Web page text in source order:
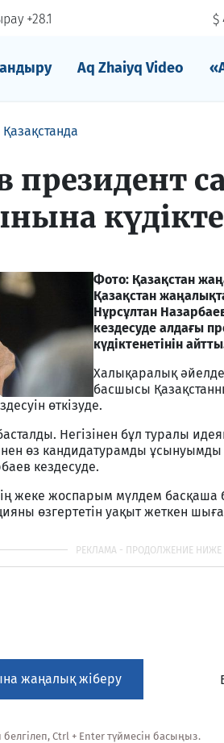
+28.1 $
Aq Zhaiyq Video
Қазақстанда
президент
Фото: Қазақстан
Қазақстан
Нұрсұлтан
кездесуде алдағы
күдіктенетінін
Халықаралық
басшысы
өткізуде.
Негізінен бұл туралы
өз кандидатурамды
кездесуде.
жеке жоспарым мүлдем басқаша
өзгертетін уақыт жеткен
жаңалық жіберу
Ctrl + Enter түймесін басыңыз.